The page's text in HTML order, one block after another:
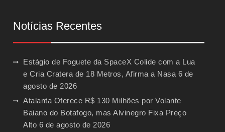
Notícias Recentes
Estágio de Foguete da SpaceX Colide com a Lua
e Cria Cratera de 18 Metros, Afirma a Nasa 6 de
agosto de 2026
Atalanta Oferece R$ 130 Milhões por Volante
Baiano do Botafogo, mas Alvinegro Fixa Preço
Alto 6 de agosto de 2026